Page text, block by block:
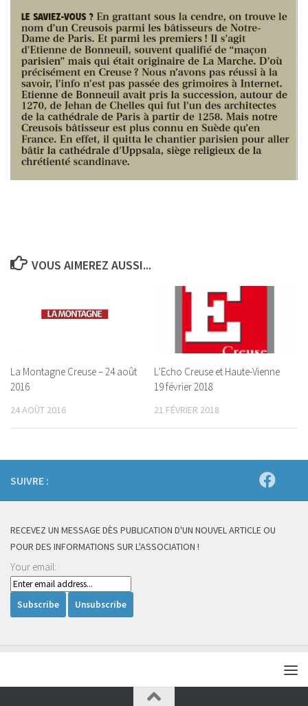
VOUS AIMEREZ AUSSI...
La Montagne Creuse – 24 août
2016
24 AOÛT 2016
L’Echo Creuse et Haute-Vienne
19 février 2018
21 FÉVRIER 2018
SUIVRE :
RECEVEZ UN MESSAGE DÈS PUBLICATION D'UN NOUVEL ARTICLE OU
POUR DES INFORMATIONS SUR L'ASSOCIATION !
Your email: